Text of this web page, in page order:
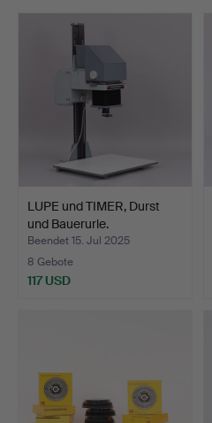
LUPE und TIMER, Durst
und Bauerurle.
Beendet 15. Jul 2025
8 Gebote
117 USD